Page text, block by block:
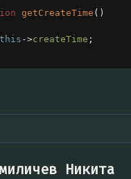
getCreateTime ()
->createTime ;
Никита